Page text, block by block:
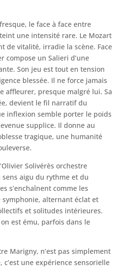
le face à face entre
une intensité rare. Le Mozart
de vitalité, irradie la scène. Face
compose un Salieri d’une
Son jeu est tout en tension
blessée. Il ne force jamais
affleurer, presque malgré lui. Sa
devient le fil narratif du
inflexion semble porter le poids
supplice. Il donne au
tragique, une humanité
Solivérès orchestre
sens aigu du rythme et du
s’enchaînent comme les
symphonie, alternant éclat et
et solitudes intérieures.
est ému, parfois dans le
Marigny, n’est pas simplement
c’est une expérience sensorielle